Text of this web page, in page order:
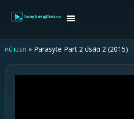
หน้าแรก » Parasyte Part 2 ปรสิต 2 (2015)